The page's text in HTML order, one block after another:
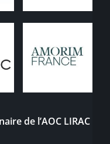
de l’AOC LIRAC